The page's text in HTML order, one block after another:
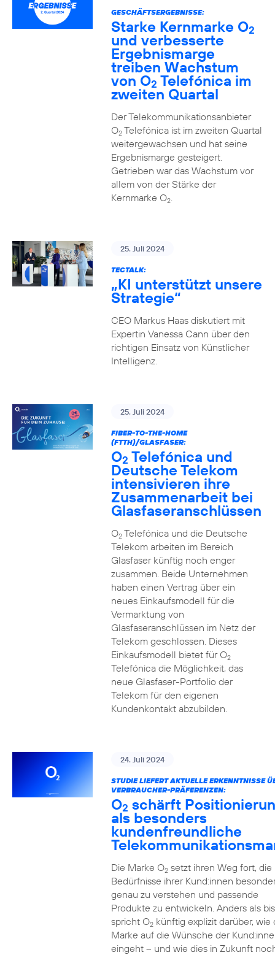
GESCHÄFTSERGEBNISSE:
Starke Kernmarke O2
und verbesserte
Ergebnismarge
treiben Wachstum
von O2 Telefónica im
zweiten Quartal
Der Telekommunikationsanbieter
O2Telefónica ist im zweiten Quartal
weitergewachsen und hat seine
Ergebnismarge gesteigert.
Getrieben war das Wachstum vor
allem von der Stärke der
Kernmarke O2.
25. Juli 2024
TECTALK:
„KI unterstützt unsere
Strategie“
CEO Markus Haas diskutiert mit
Expertin Vanessa Cann über den
richtigen Einsatz von Künstlicher
Intelligenz.
25. Juli 2024
FIBER-TO-THE-HOME
(FTTH)/GLASFASER:
O2 Telefónica und
Deutsche Telekom
intensivieren ihre
Zusammenarbeit bei
Glasfaseranschlüssen
O2Telefónica und die Deutsche
Telekom arbeiten im Bereich
Glasfaser künftig noch enger
zusammen. Beide Unternehmen
haben einen Vertrag über ein
neues Einkaufsmodell für die
Vermarktung von
Glasfaseranschlüssen im Netz der
Telekom geschlossen. Dieses
Einkaufsmodell bietet für O2
Telefónica die Möglichkeit, das
neue Glasfaser-Portfolio der
Telekom für den eigenen
Kundenkontakt abzubilden.
24. Juli 2024
STUDIE LIEFERT AKTUELLE ERKENNTNISSE
VERBRAUCHER-PRÄFERENZEN:
O2 schärft
als besonders
kundenfreundliche
Die Marke O2setzt ihren Weg fort, die
Bedürfnisse ihrer Kund:innen
genau zu verstehen und passende
Produkte zu entwickeln. Anders als
spricht O2künftig explizit darüber, wie
Marke auf die Wünsche der
eingeht – und wie dies in Zukunft